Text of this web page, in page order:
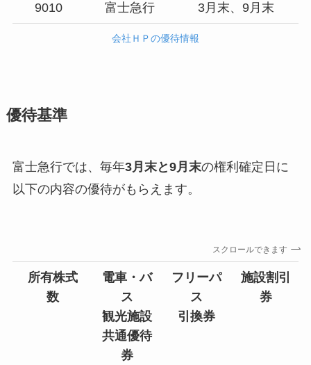
9010 富士急行 3月末、9月末
会社ＨＰの優待情報
優待基準
富士急行では、毎年3月末と9月末の権利確定日に
以下の内容の優待がもらえます。
スクロールできます
所有株式
数
電車・バ
ス
観光施設
共通優待
券
フリーパ
ス
引換券
施設割引
券